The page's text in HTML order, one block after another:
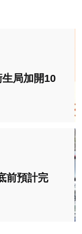
局加開10
前預計完